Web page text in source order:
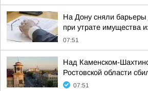
На Дону сняли
при утрате имущества
07:51
Над Каменском-
Ростовской области
07:51